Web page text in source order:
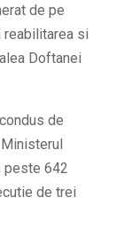
de pe
reabilitarea si
Doftanei
de
peste 642
de trei